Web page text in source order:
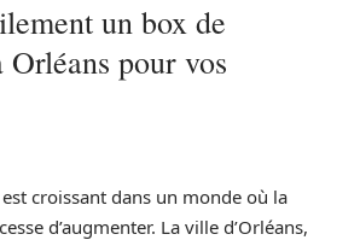
un box de
Orléans pour vos
est croissant dans un monde où la
d’augmenter. La ville d’Orléans,